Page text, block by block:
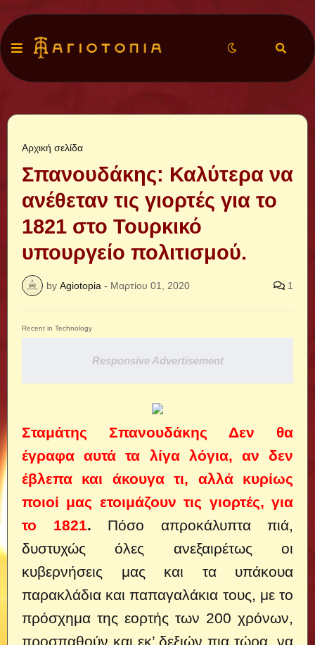
Αρχική σελίδα
Σπανουδάκης: Καλύτερα να
ανέθεταν τις γιορτές για το
1821 στο Τουρκικό
υπουργείο πολιτισμού.
by Agiotopia - Μαρτίου 01, 2020 1
Recent in Technology
Responsive Advertisement
Σταμάτης Σπανουδάκης Δεν θα
έγραφα αυτά τα λίγα λόγια, αν δεν
έβλεπα και άκουγα τι, αλλά κυρίως
ποιοί μας ετοιμάζουν τις γιορτές, για
το 1821. Πόσο απροκάλυπτα πιά,
δυστυχώς όλες ανεξαιρέτως οι
κυβερνήσεις μας και τα υπάκουα
παρακλάδια και παπαγαλάκια τους, με το
πρόσχημα της εορτής των 200 χρόνων,
προσπαθούν και εκ’ δεξιών πια τώρα, να